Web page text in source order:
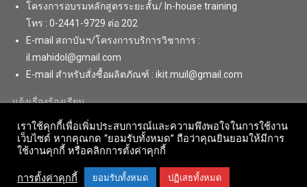
โครงการอบรมหลักสูตรระยะสั้น/ In-house training
โทร : 0-2441-9729 ต่อ 202
E-mail สถาบันฯ/โครงการบริการวิชาการ :
il.mahidol@gmail.com
E-mail สำหรับสั่งซื้อผลิตภัณฑ์ : ikit.muil@gmail.com
แจ้งเรื่องร้องเรียน
Copyright © 2018 . All Rights Reserved. Institute for Innovative Learning,
เราใช้คุกกี้เพื่อเพิ่มประสบการณ์และความพึงพอใจในการใช้งาน
เว็บไซต์ หากคุณกด “ยอมรับทั้งหมด” ถือว่าคุณยินยอมให้มีการ
ใช้งานคุกกี้ หรือคลิกการตั้งค่าคุกกี้
การตั้งค่าคุกกี้ ยอมรับทั้งหมด ปฏิเสธทั้งหมด